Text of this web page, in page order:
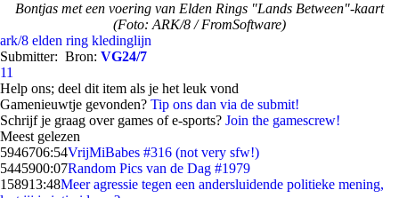
Bontjas met een voering van Elden Rings "Lands Between"-kaart
(Foto: ARK/8 / FromSoftware)
ark/8 elden ring kledinglijn
Submitter: Bron: VG24/7
11
Help ons; deel dit item als je het leuk vond
Gamenieuwtje gevonden? Tip ons dan via de submit!
Schrijf je graag over games of e-sports? Join the gamescrew!
Meest gelezen
5946706:54VrijMiBabes #316 (not very sfw!)
5445900:07Random Pics van de Dag #1979
158913:48Meer agressie tegen een andersluidende politieke mening,